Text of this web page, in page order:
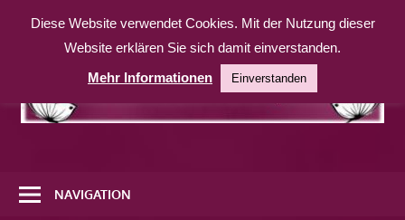
Inhalt
weitereNAVIGATION
Diese Website verwendet Cookies. Mit der Nutzung dieser
Website erklären Sie sich damit einverstanden.
Mehr Informationen
Einverstanden